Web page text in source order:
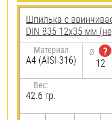
Шпилька c
DIN 835 12х35 мм
Материал
A4 (AISI 316)
Ø
?
12
Вес:
42.6 гр.